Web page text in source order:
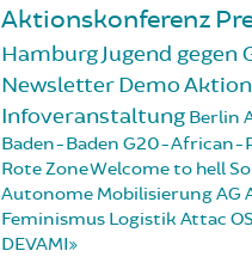
Aktionskonferenz
HamburgJugend gegen
NewsletterDemo
Infoveranstaltung Berlin
Baden-Baden G20-African-
Rote ZoneWelcome to hell
Autonome MobilisierungAG
Feminismus Logistik Attac
DEVAMI